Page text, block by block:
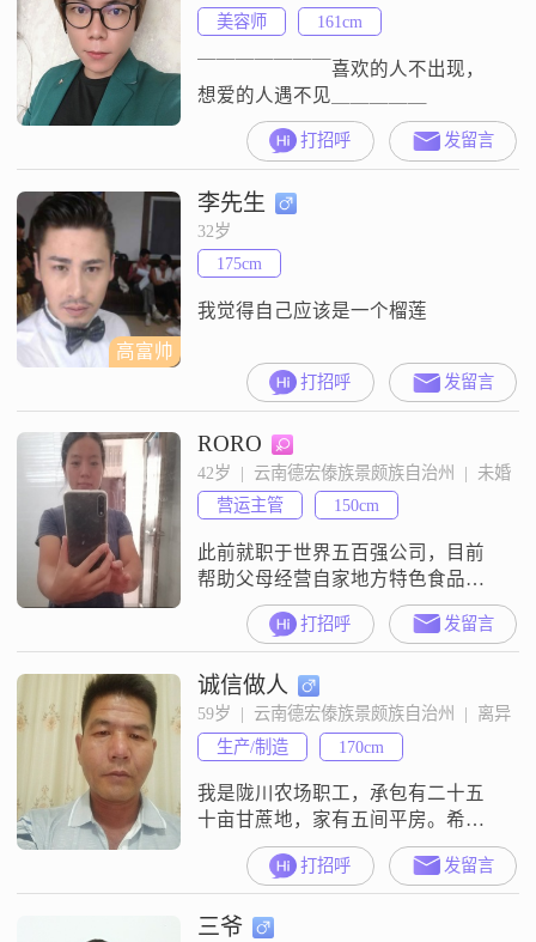
美容师
161cm
￣￣￣￣￣￣￣喜欢的人不出现，
想爱的人遇不见＿＿＿＿＿
打招呼 发留言
高富帅
李先生
32岁
175cm
我觉得自己应该是一个榴莲
打招呼 发留言
RORO
42岁  |  云南德宏傣族景颇族自治州  |  未婚
营运主管
150cm
此前就职于世界五百强公司，目前
帮助父母经营自家地方特色食品加
工厂，目标是构建自家产业产业
链。孤军奋战，人手，精力严重不
足，进入此平台，愿觅一人心，共
创事业兴！要求：性格温和，有责
任，有担当，有包容忠诚于家人忠
诚于事业，对本人事业能够建设性
出谋划策，不在乎对方是否有过婚
史。
打招呼 发留言
诚信做人
59岁  |  云南德宏傣族景颇族自治州  |  离异
生产/制造
170cm
我是陇川农场职工，承包有二十五
十亩甘蔗地，家有五间平房。希望
在珍爱网上找到心爱的伴侣。
打招呼 发留言
三爷